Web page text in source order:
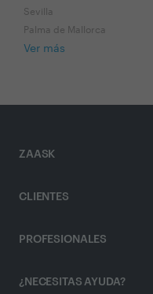
Sevilla
Palma de Mallorca
Ver más
ZAASK
CLIENTES
PROFESIONALES
¿NECESITAS AYUDA?